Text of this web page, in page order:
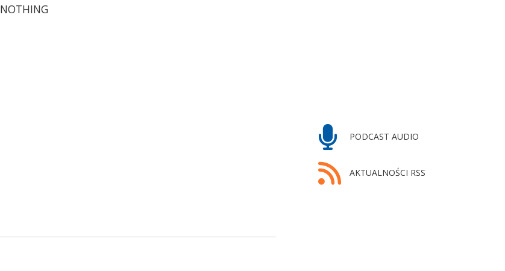
PODCAST AUDIO
AKTUALNOŚCI RSS